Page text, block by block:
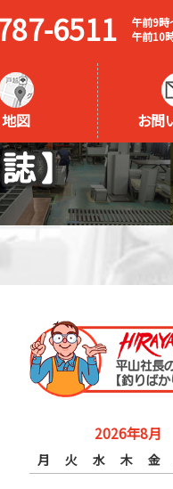
6511
午前9時
午前10
地図 お問
】
2026年8月
月 火 水 木 金